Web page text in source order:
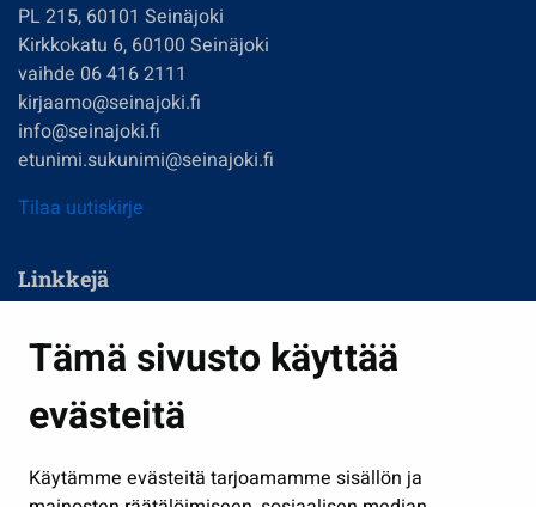
Tämä sivusto käyttää
evästeitä
Käytämme evästeitä tarjoamamme sisällön ja
PL 215, 60101 Seinäjoki
Kirkkokatu 6, 60100 Seinäjoki
vaihde 06 416 2111
kirjaamo@seinajoki.fi
info@seinajoki.fi
etunimi.sukunimi@seinajoki.fi
Tilaa uutiskirje
Linkkejä
Kasvatus ja opetus
Kulttuuri ja liikunta
Työ ja yrittäminen